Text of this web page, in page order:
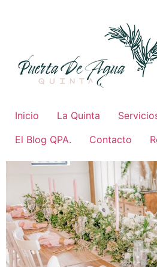
Inicio La Quinta
El Blog QPA.
Contacto